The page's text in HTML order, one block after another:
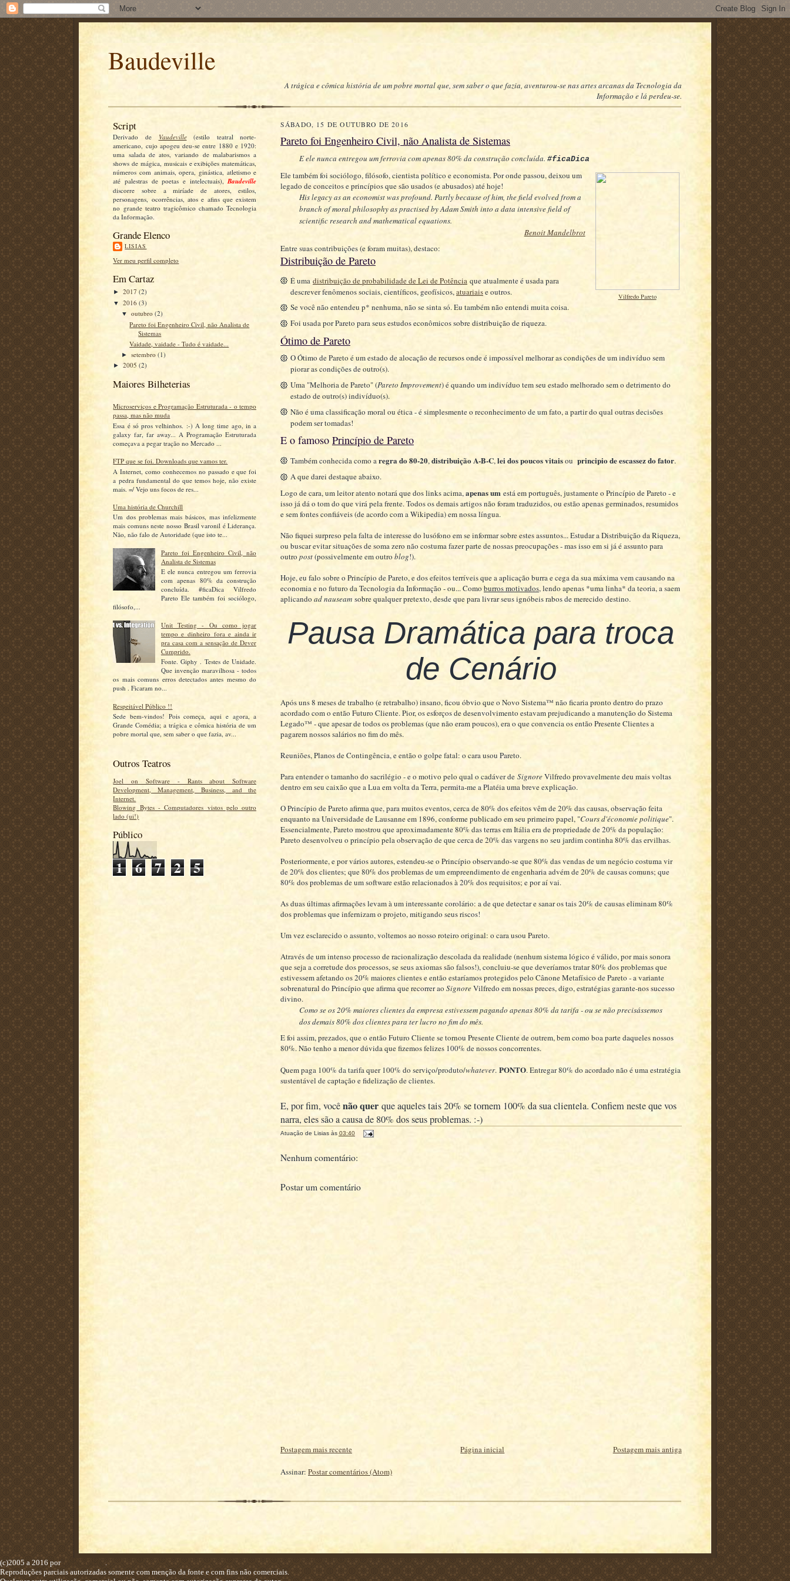
Baudeville
A trágica e cômica história de um pobre mortal que, sem saber o que fazia, aventurou-se nas artes arcanas da Tecnologia da
Informação e lá perdeu-se.
Script
Derivado de Vaudeville(estilo teatral norte-
americano, cujo apogeu deu-se entre 1880 e 1920:
uma salada de atos, variando de malabarismos a
shows de mágica, musicais e exibições matemáticas,
números com animais, opera, ginástica, atletismo e
até palestras de poetas e intelectuais),Baudeville
discorre sobre a miríade de atores, estilos,
personagens, ocorrências, atos e afins que existem
no grande teatro tragicômico chamado Tecnologia
da Informação.
Grande Elenco
LISIAS
Ver meu perfil completo
Em Cartaz
►2017(2)
▼2016(3)
▼ outubro (2)
Pareto foi Engenheiro Civil, não Analista de
Sistemas
Vaidade, vaidade - Tudo é vaidade...
► setembro (1)
►2005(2)
Maiores Bilheterias
Microserviços e Programação Estruturada - o tempo
passa, mas não muda
Essa é só pros velhinhos. :-) A long time ago, in a
galaxy far, far away... A Programação Estruturada
começava a pegar tração no Mercado ...
FTP que se foi. Downloads que vamos ter.
A Internet, como conhecemos no passado e que foi
a pedra fundamental do que temos hoje, não existe
mais. =/ Vejo uns focos de res...
Uma história de Churchill
Um dos problemas mais básicos, mas infelizmente
mais comuns neste nosso Brasil varonil é Liderança.
Não, não falo de Autoridade (que isto te...
Pareto foi Engenheiro Civil, não
Analista de Sistemas
E ele nunca entregou um ferrovia
com apenas 80% da construção
concluída. #ficaDica Vilfredo
Pareto Ele também foi sociólogo,
filósofo,...
Unit Testing - Ou como jogar
tempo e dinheiro fora e ainda ir
pra casa com a sensação de Dever
Cumprido.
Fonte. Giphy . Testes de Unidade.
Que invenção maravilhosa - todos
os mais comuns erros detectados antes mesmo do
push . Ficaram no...
Respeitável Público !!
Sede bem-vindos! Pois começa, aqui e agora, a
Grande Comédia; a trágica e cômica história de um
pobre mortal que, sem saber o que fazia, av...
Outros Teatros
Joel on Software - Rants about Software
Development, Management, Business, and the
Internet.
Blowing Bytes - Computadores vistos pelo outro
lado (ui!)
Público
1 6 7 2 5
SÁBADO, 15 DE OUTUBRO DE 2016
Pareto foi Engenheiro Civil, não Analista de Sistemas
E ele nunca entregou um ferrovia com apenas 80% da construção concluída. #ficaDica
Vilfredo Pareto
Ele também foi sociólogo, filósofo, cientista político e economista. Por onde passou, deixou um
legado de conceitos e princípios que são usados (e abusados) até hoje!
His legacy as an economist was profound. Partly because of him, the field evolved from a
branch of moral philosophy as practised by Adam Smith into a data intensive field of
scientific research and mathematical equations.
Benoit Mandelbrot
Entre suas contribuições (e foram muitas), destaco:
Distribuição de Pareto
É uma distribuição de probabilidade de Lei de Potência que atualmente é usada para
descrever fenômenos sociais, científicos, geofísicos, atuariaise outros.
Se você não entendeu p* nenhuma, não se sinta só. Eu também não entendi muita coisa.
Foi usada por Pareto para seus estudos econômicos sobre distribuição de riqueza.
Ótimo de Pareto
O Ótimo de Pareto é um estado de alocação de recursos onde é impossível melhorar as condições de um indivíduo sem
piorar as condições de outro(s).
Uma "Melhoria de Pareto" (Pareto Improvement) é quando um indivíduo tem seu estado melhorado sem o detrimento do
estado de outro(s) indivíduo(s).
Não é uma classificação moral ou ética - é simplesmente o reconhecimento de um fato, a partir do qual outras decisões
podem ser tomadas!
E o famoso Princípio de Pareto
Também conhecida como aregra do 80-20,distribuição A-B-C,lei dos poucos vitaisou principio de escassez do fator.
A que darei destaque abaixo.
Logo de cara, um leitor atento notará que dos links acima,apenas umestá em português, justamente o Princípio de Pareto - e
isso já dá o tom do que virá pela frente. Todos os demais artigos não foram traduzidos, ou estão apenas germinados, resumidos
e sem fontes confiáveis (de acordo com a Wikipedia) em nossa língua.
Não fiquei surpreso pela falta de interesse do lusófono em se informar sobre estes assuntos... Estudar a Distribuição da Riqueza,
ou buscar evitar situações de soma zero não costuma fazer parte de nossas preocupações - mas isso em si já é assunto para
outro post(possivelmente em outro blog!).
Hoje, eu falo sobre o Princípio de Pareto, e dos efeitos terríveis que a aplicação burra e cega da sua máxima vem causando na
economia e no futuro da Tecnologia da Informação - ou... Como burros motivados, lendo apenas *uma linha* da teoria, a saem
aplicando ad nauseamsobre qualquer pretexto, desde que para livrar seus ignóbeis rabos de merecido destino.
Pausa Dramática para troca
de Cenário
Após uns 8 meses de trabalho (e retrabalho) insano, ficou óbvio que o Novo Sistema™ não ficaria pronto dentro do prazo
acordado com o então Futuro Cliente. Pior, os esforços de desenvolvimento estavam prejudicando a manutenção do Sistema
Legado™ - que apesar de todos os problemas (que não eram poucos), era o que convencia os então Presente Clientes a
pagarem nossos salários no fim do mês.
Reuniões, Planos de Contingência, e então o golpe fatal: o cara usou Pareto.
Para entender o tamanho do sacrilégio - e o motivo pelo qual o cadáver de SignoreVilfredo provavelmente deu mais voltas
dentro em seu caixão que a Lua em volta da Terra, permita-me a Platéia uma breve explicação.
O Princípio de Pareto afirma que, para muitos eventos, cerca de 80% dos efeitos vêm de 20% das causas, observação feita
enquanto na Universidade de Lausanne em 1896, conforme publicado em seu primeiro papel, "Cours d'économie politique".
Essencialmente, Pareto mostrou que aproximadamente 80% das terras em Itália era de propriedade de 20% da população:
Pareto desenvolveu o princípio pela observação de que cerca de 20% das vargens no seu jardim continha 80% das ervilhas.
Posteriormente, e por vários autores, estendeu-se o Princípio observando-se que 80% das vendas de um negócio costuma vir
de 20% dos clientes; que 80% dos problemas de um empreendimento de engenharia advém de 20% de causas comuns; que
80% dos problemas de um software estão relacionados à 20% dos requisitos; e por aí vai.
As duas últimas afirmações levam à um interessante corolário: a de que detectar e sanar os tais 20% de causas eliminam 80%
dos problemas que infernizam o projeto, mitigando seus riscos!
Um vez esclarecido o assunto, voltemos ao nosso roteiro original: o cara usou Pareto.
Através de um intenso processo de racionalização descolada da realidade (nenhum sistema lógico é válido, por mais sonora
que seja a corretude dos processos, se seus axiomas são falsos!), concluiu-se que deveríamos tratar 80% dos problemas que
estivessem afetando os 20% maiores clientes e então estaríamos protegidos pelo Cânone Metafísico de Pareto - a variante
sobrenatural do Princípio que afirma que recorrer ao SignoreVilfredo em nossas preces, digo, estratégias garante-nos sucesso
divino.
Como se os 20% maiores clientes da empresa estivessem pagando apenas 80% da tarifa - ou se não precisássemos
dos demais 80% dos clientes para ter lucro no fim do mês.
E foi assim, prezados, que o então Futuro Cliente se tornou Presente Cliente de outrem, bem como boa parte daqueles nossos
80%. Não tenho a menor dúvida que fizemos felizes 100% de nossos concorrentes.
Quem paga 100% da tarifa quer 100% do serviço/produto/whatever. PONTO. Entregar 80% do acordado não é uma estratégia
sustentável de captação e fidelização de clientes.
E, por fim, vocênão querque aqueles tais 20% se tornem 100% da sua clientela. Confiem neste que vos
narra, eles são a causa de 80% dos seus problemas. :-)
Atuação de Lisias às 03:40
Nenhum comentário:
Postar um comentário
Postagem mais recente Postagem mais antiga
Página inicial
Assinar: Postar comentários (Atom)
(c)2005 a 2016 por Lisias Toledo
Reproduções parciais autorizadas somente com menção da fonte e com fins não comerciais.